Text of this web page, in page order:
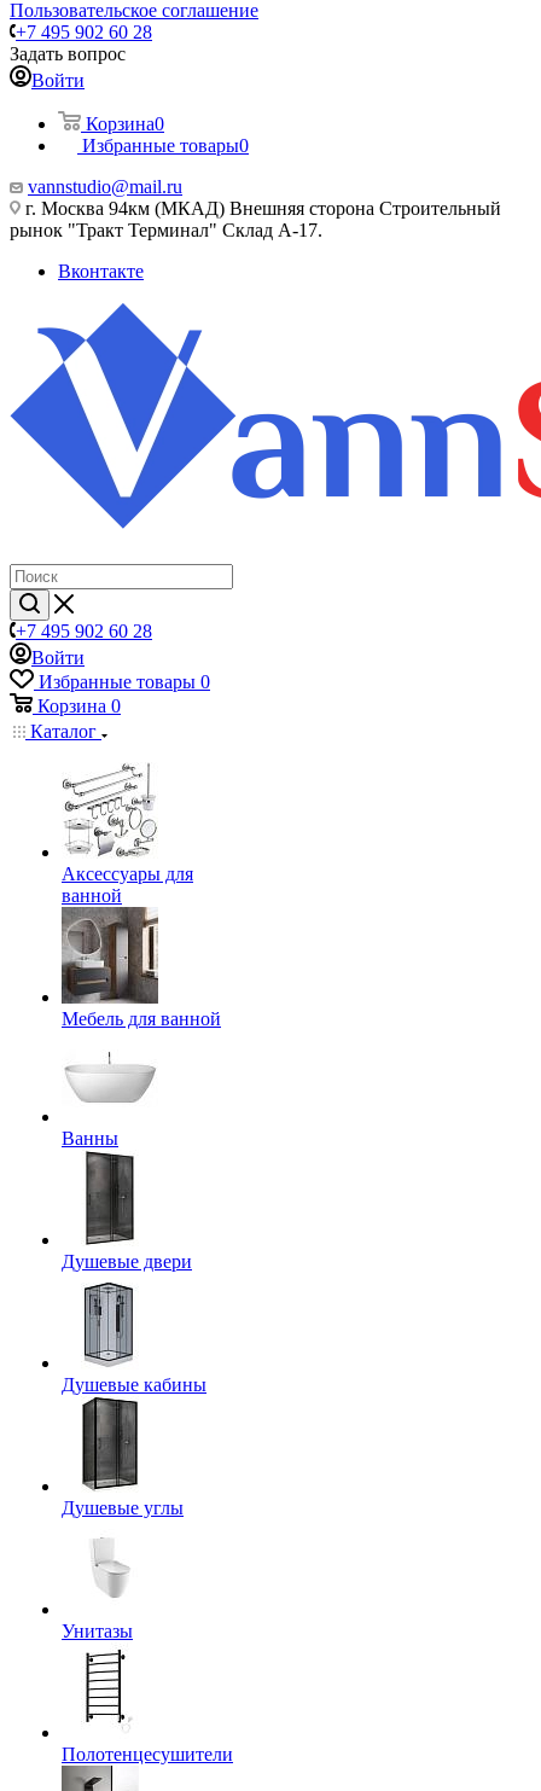
Пользовательское соглашение
+7 495 902 60 28
Задать вопрос
Войти
Корзина0
Избранные товары0
vannstudio@mail.ru
г. Москва 94км (МКАД) Внешняя сторона Строительный
рынок "Тракт Терминал" Склад А-17.
Вконтакте
+7 495 902 60 28
Войти
Избранные товары 0
Корзина 0
Каталог
Аксессуары для
ванной
Мебель для ванной
Ванны
Душевые двери
Душевые кабины
Душевые углы
Унитазы
Полотенцесушители